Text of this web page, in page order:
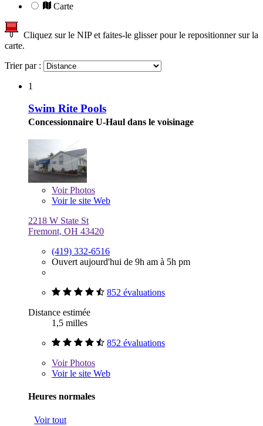
Carte
Cliquez sur le NIP et faites-le glisser pour le repositionner sur la
carte.
Trier par :
1
Swim Rite Pools
Concessionnaire U-Haul dans le voisinage
VoirPhotos
Voir le site Web
2218 W State St
Fremont, OH 43420
(419) 332-6516
Ouvert aujourd'hui de 9h am à 5h pm
852 évaluations
Distance estimée
1,5 milles
852 évaluations
VoirPhotos
Voir le site Web
Heures normales
Voir tout